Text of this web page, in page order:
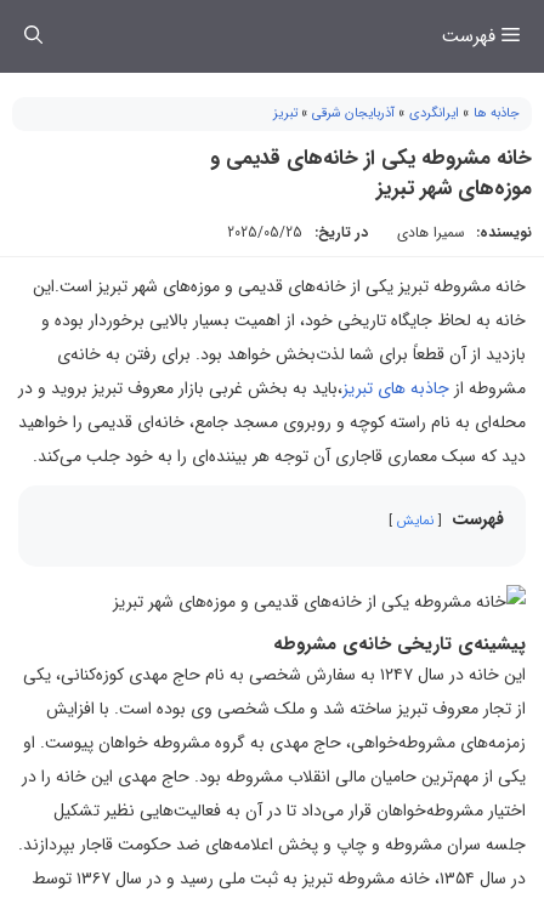
فهرست
جاذبه ها » ایرانگردی » آذربایجان شرقی » تبریز
خانه مشروطه یکی از خانه‌های قدیمی و
موزه‌های شهر تبریز
نویسنده: سمیرا هادی در تاریخ: 2025/05/25
خانه مشروطه تبریز یکی از خانه‌های قدیمی و موزه‌های شهر تبریز است.این
خانه به لحاظ جایگاه تاریخی خود، از اهمیت بسیار بالایی برخوردار بوده و
بازدید از آن قطعاً برای شما لذت‌بخش خواهد بود. برای رفتن به خانه‌ی
مشروطه از جاذبه های تبریز،باید به بخش غربی بازار معروف تبریز بروید و در
محله‌ای به نام راسته کوچه و روبروی مسجد جامع، خانه‌ای قدیمی را خواهید
دید که سبک معماری قاجاری آن توجه هر بیننده‌ای را به خود جلب می‌کند.
فهرست نمایش
پیشینه‌ی تاریخی خانه‌ی مشروطه
این خانه در سال ۱۲۴۷ به سفارش شخصی به نام حاج مهدی کوزه‌کنانی، یکی
از تجار معروف تبریز ساخته شد و ملک شخصی وی بوده است. با افزایش
زمزمه‌های مشروطه‌خواهی، حاج مهدی به گروه مشروطه خواهان پیوست. او
یکی از مهم‌ترین حامیان مالی انقلاب مشروطه بود. حاج مهدی این خانه را در
اختیار مشروطه‌خواهان قرار می‌داد تا در آن به فعالیت‌هایی نظیر تشکیل
جلسه سران مشروطه و چاپ و پخش اعلامه‌های ضد حکومت قاجار بپردازند.
در سال ۱۳۵۴، خانه مشروطه تبریز به ثبت ملی رسید و در سال ۱۳۶۷ توسط